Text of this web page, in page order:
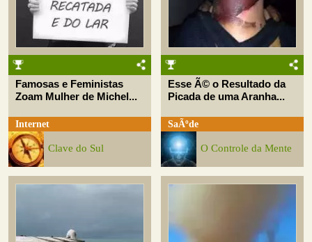
Famosas e Feministas
Zoam Mulher de Michel...
Internet
Clave do Sul
Esse Ã© o Resultado da
Picada de uma Aranha...
SaÃºde
O Controle da Mente